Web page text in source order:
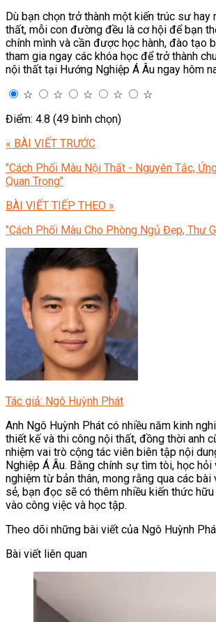
Dù bạn chọn trở thành một kiến trúc sư hay
thất, mỗi con đường đều là cơ hội để bạn
chính mình và cần được học hành, đào tạo
tham gia ngay các khóa học để trở thành
nội thất tại Hướng Nghiệp Á Âu ngay hôm
☆
☆ ☆ ☆
☆
Điểm: 4.8 (49 bình chọn)
« BÀI VIẾT TRƯỚC
"Cách Phối Màu Nội Thất - Nguyên Tắc,
Quan Trọng"
BÀI VIẾT TIẾP THEO »
"Cách Phối Màu Cho Phòng Ngủ Đẹp, Thư
Tác giả: Ngô Huỳnh Phát
Anh Ngô Huỳnh Phát có nhiều năm kinh
thiết kế và thi công nội thất, đồng thời anh
nhiệm vai trò cộng tác viên biên tập nội
Nghiệp Á Âu. Bằng chính sự tìm tòi, học
nghiệm từ bản thân, mong rằng qua các bài
sẻ, bạn đọc sẽ có thêm nhiều kiến thức
vào công việc và học tập.
Theo dõi những bài viết của Ngô Huỳnh
Bài viết liên quan